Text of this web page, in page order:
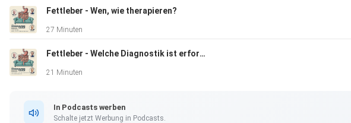
Fettleber - Wen, wie therapieren?
27 Minuten
Fettleber - Welche Diagnostik ist erforderlich?
21 Minuten
In Podcasts werben
Schalte jetzt Werbung in Podcasts.